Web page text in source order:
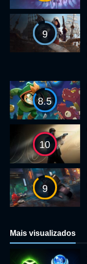
9
8.5
10
9
Mais visualizados